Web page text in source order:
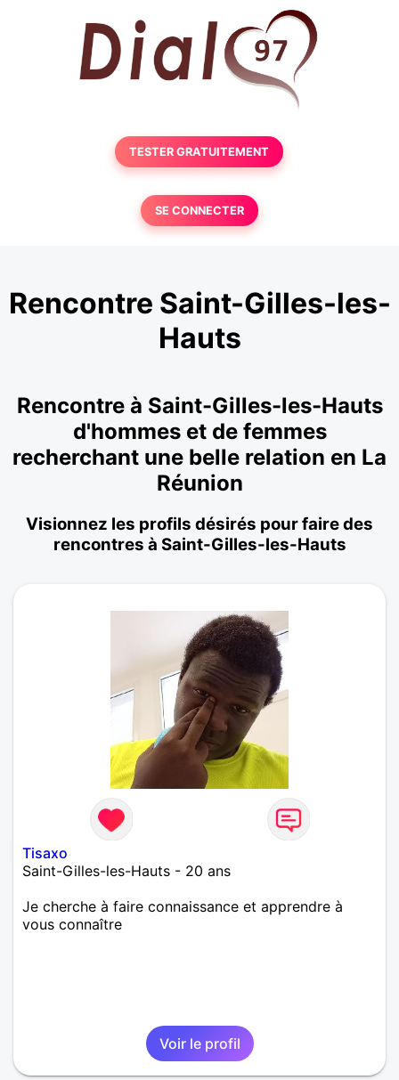
TESTER GRATUITEMENT
SE CONNECTER
Rencontre Saint-Gilles-les-
Hauts
Rencontre à Saint-Gilles-les-Hauts
d'hommes et de femmes
recherchant une belle relation en La
Réunion
Visionnez les profils désirés pour faire des
rencontres à Saint-Gilles-les-Hauts
Tisaxo
Saint-Gilles-les-Hauts - 20 ans
Je cherche à faire connaissance et apprendre à
vous connaître
Voir le profil